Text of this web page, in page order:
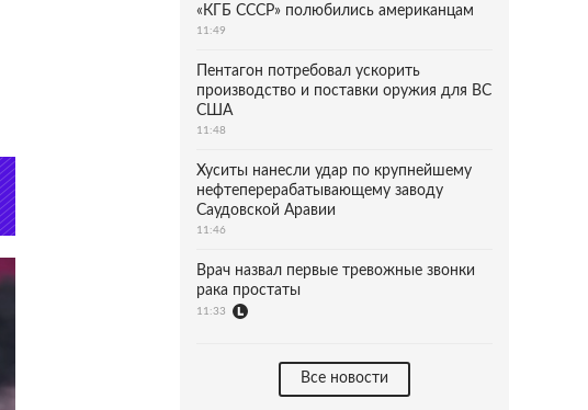
«КГБ СССР» полюбились американцам
11:49
Пентагон потребовал ускорить
производство и поставки оружия для ВС
США
11:48
Хуситы нанесли удар по крупнейшему
нефтеперерабатывающему заводу
Саудовской Аравии
11:46
Врач назвал первые тревожные звонки
рака простаты
11:33
Все новости